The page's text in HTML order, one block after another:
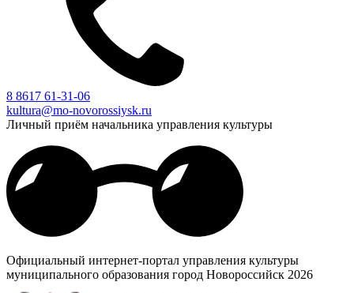
8 8617 61-31-06
kultura@mo-novorossiysk.ru
Личный приём начальника управления культуры
Официальный интернет-портал управления культуры
муниципального образования город Новороссийск 2026